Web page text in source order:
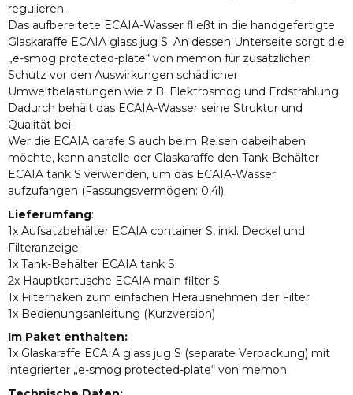
regulieren.
Das aufbereitete ECAIA-Wasser fließt in die handgefertigte
Glaskaraffe ECAIA glass jug S. An dessen Unterseite sorgt die
„e-smog protected-plate“ von memon für zusätzlichen
Schutz vor den Auswirkungen schädlicher
Umweltbelastungen wie z.B. Elektrosmog und Erdstrahlung.
Dadurch behält das ECAIA-Wasser seine Struktur und
Qualität bei.
Wer die ECAIA carafe S auch beim Reisen dabeihaben
möchte, kann anstelle der Glaskaraffe den Tank-Behälter
ECAIA tank S verwenden, um das ECAIA-Wasser
aufzufangen (Fassungsvermögen: 0,4l).
Lieferumfang:
1x Aufsatzbehälter ECAIA container S, inkl. Deckel und
Filteranzeige
1x Tank-Behälter ECAIA tank S
2x Hauptkartusche ECAIA main filter S
1x Filterhaken zum einfachen Herausnehmen der Filter
1x Bedienungsanleitung (Kurzversion)
Im Paket enthalten:
1x Glaskaraffe ECAIA glass jug S (separate Verpackung) mit
integrierter „e-smog protected-plate“ von memon.